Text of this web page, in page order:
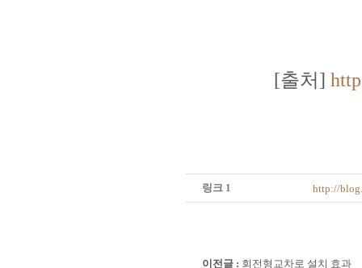
[출처]
링크 1 http://
이전글 : 회전형교차로 설치 효과